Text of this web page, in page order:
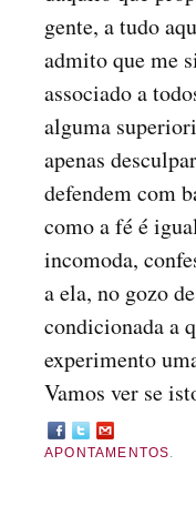
gente, a tudo
admito que me
associado a
alguma
apenas
defendem com
como a fé é
incomoda,
a ela, no gozo
condicionada a
experimento
Vamos ver se
APONTAMENTOS.